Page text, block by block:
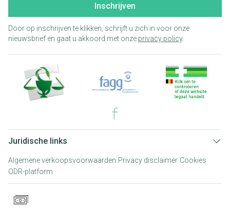
Inschrijven
Door op inschrijven te klikken, schrijft u zich in voor onze
nieuwsbrief en gaat u akkoord met onze privacy policy.
Juridische links
Algemene verkoopsvoorwaarden Privacy disclaimer Cookies
ODR-platform